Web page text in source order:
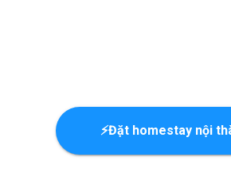
⚡Đặt homestay nội